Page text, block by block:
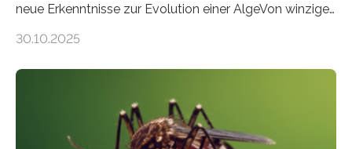
neue Erkenntnisse zur Evolution einer AlgeVon winzigen
Landpflanzen zählen zu den komplexesten
Grünalgen, die vor Hunderten von Millionen Jahren
lebten. Unter den Vorfahren sticht eine Gruppe heraus,
die noch heute in der Natur vorkommt: die
30.10.2025